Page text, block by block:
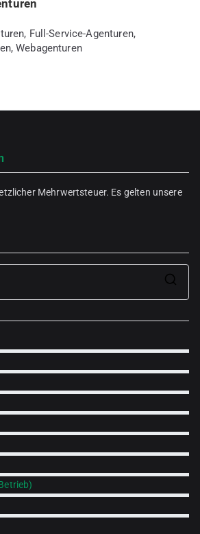
Full-Service-Agenturen,
Webagenturen
Mehrwertsteuer. Es gelten unsere